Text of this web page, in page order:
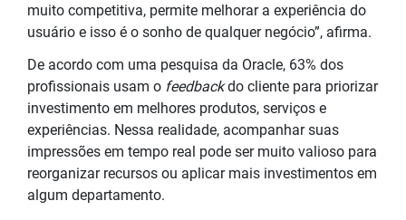
muito competitiva, permite melhorar a experiência do
usuário e isso é o sonho de qualquer negócio”, afirma.
De acordo com uma pesquisa da Oracle, 63% dos
profissionais usam o feedbackdo cliente para priorizar
investimento em melhores produtos, serviços e
experiências. Nessa realidade, acompanhar suas
impressões em tempo real pode ser muito valioso para
reorganizar recursos ou aplicar mais investimentos em
algum departamento.